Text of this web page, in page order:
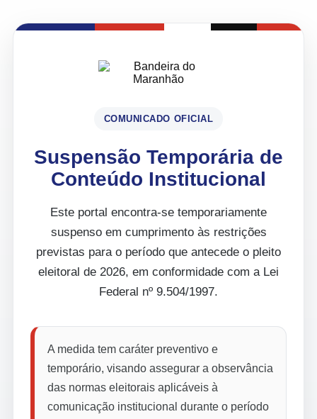
COMUNICADO OFICIAL
Suspensão Temporária de
Conteúdo Institucional
Este portal encontra-se temporariamente
suspenso em cumprimento às restrições
previstas para o período que antecede o pleito
eleitoral de 2026, em conformidade com a Lei
Federal nº 9.504/1997.
A medida tem caráter preventivo e
temporário, visando assegurar a observância
das normas eleitorais aplicáveis à
comunicação institucional durante o período